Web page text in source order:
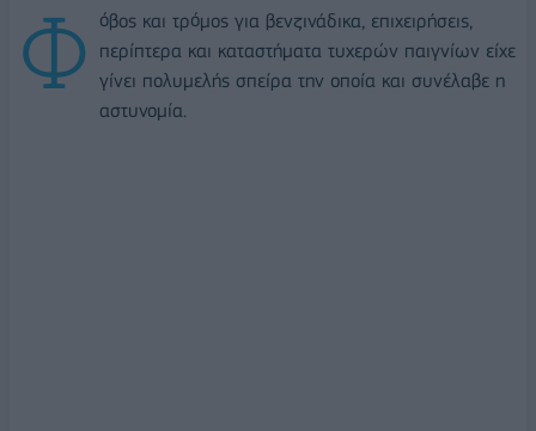
Φ
όβος και τρόμος για βενζινάδικα, επιχειρήσεις,
περίπτερα και καταστήματα τυχερών παιγνίων είχε
γίνει πολυμελής σπείρα την οποία και συνέλαβε η
αστυνομία.